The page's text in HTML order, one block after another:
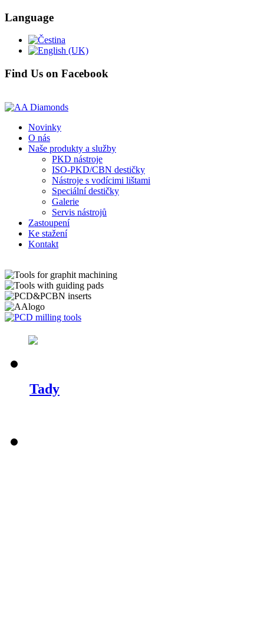
Language
Find Us on Facebook
Novinky
O nás
Naše produkty a služby
PKD nástroje
ISO-PKD/CBN destičky
Nástroje s vodícimi lištami
Speciální destičky
Galerie
Servis nástrojů
Zastoupení
Ke stažení
Kontakt
Tady